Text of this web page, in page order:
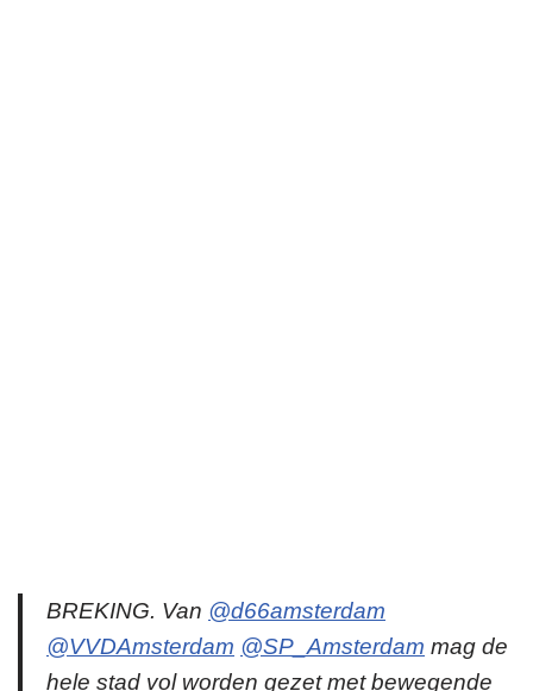
BREKING. Van @d66amsterdam
@VVDAmsterdam @SP_Amsterdam mag de
hele stad vol worden gezet met bewegende